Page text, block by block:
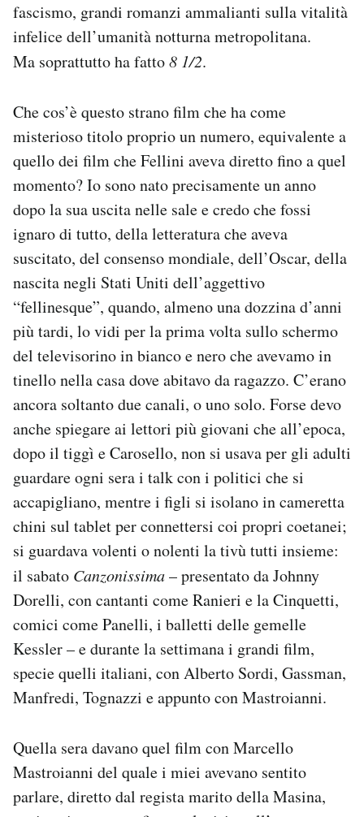
fascismo, grandi romanzi ammalianti sulla vitalità
infelice dell’umanità notturna metropolitana.
Ma soprattutto ha fatto8 1/2.
Che cos’è questo strano film che ha come
misterioso titolo proprio un numero, equivalente a
quello dei film che Fellini aveva diretto fino a quel
momento? Io sono nato precisamente un anno
dopo la sua uscita nelle sale e credo che fossi
ignaro di tutto, della letteratura che aveva
suscitato, del consenso mondiale, dell’Oscar, della
nascita negli Stati Uniti dell’aggettivo
“fellinesque”, quando, almeno una dozzina d’anni
più tardi, lo vidi per la prima volta sullo schermo
del televisorino in bianco e nero che avevamo in
tinello nella casa dove abitavo da ragazzo. C’erano
ancora soltanto due canali, o uno solo. Forse devo
anche spiegare ai lettori più giovani che all’epoca,
dopo il tiggì e Carosello, non si usava per gli adulti
guardare ogni sera i talk con i politici che si
accapigliano, mentre i figli si isolano in cameretta
chini sul tablet per connettersi coi propri coetanei;
si guardava volenti o nolenti la tivù tutti insieme:
il sabato Canzonissima– presentato da Johnny
Dorelli, con cantanti come Ranieri e la Cinquetti,
comici come Panelli, i balletti delle gemelle
Kessler – e durante la settimana i grandi film,
specie quelli italiani, con Alberto Sordi, Gassman,
Manfredi, Tognazzi e appunto con Mastroianni.
Quella sera davano quel film con Marcello
Mastroianni del quale i miei avevano sentito
parlare, diretto dal regista marito della Masina,